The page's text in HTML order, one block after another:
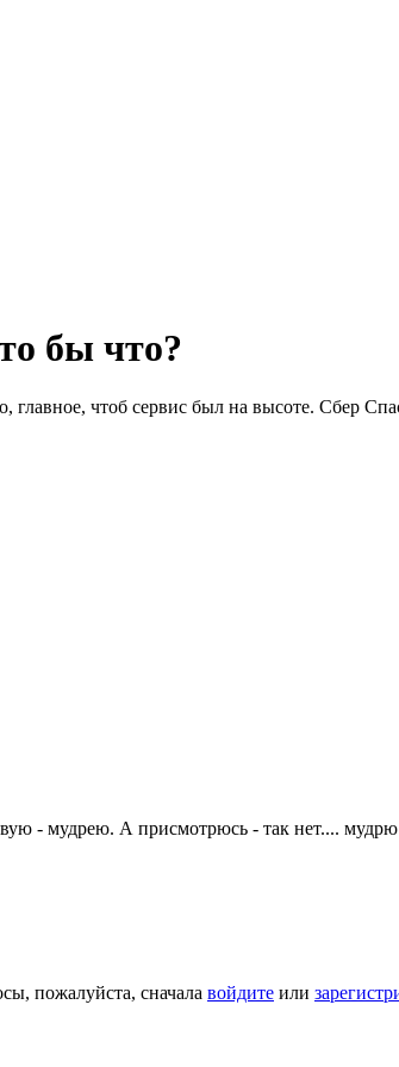
бы что?
чтоб сервис был на высоте. Сбер
- мудрею. А присмотрюсь - так нет.... мудрю
пожалуйста, сначала войдите или